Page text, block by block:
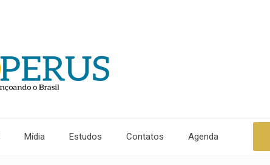
Mídia Estudos Contatos Agenda